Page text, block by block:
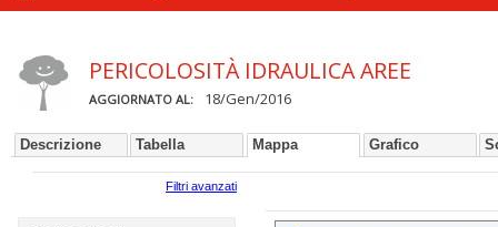
PERICOLOSITÀ IDRAULICA AREE
AGGIORNATO AL: 18/Gen/2016
Descrizione Tabella Mappa Grafico
Filtri avanzati